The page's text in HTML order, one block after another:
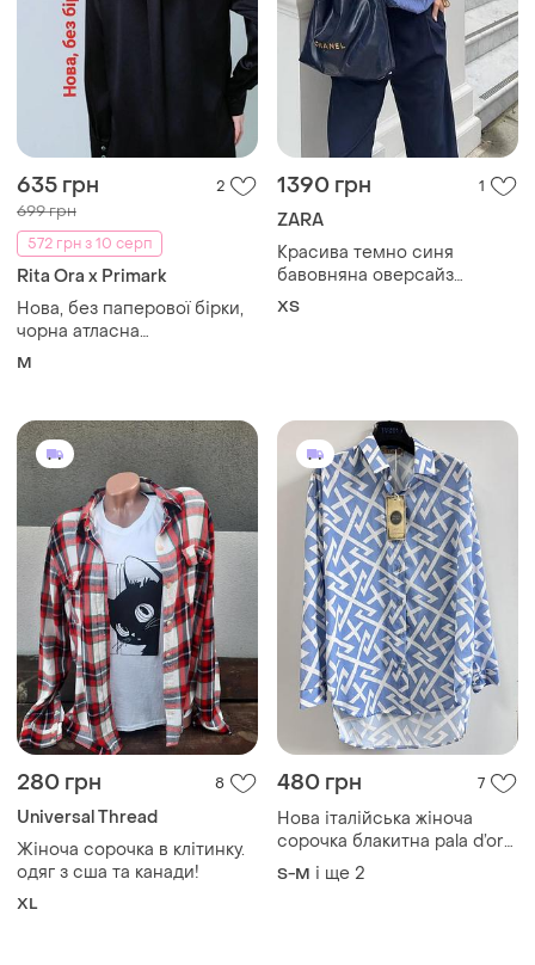
635 грн 2
699 грн
572 грн з 10 серп
Rita Ora x Primark
Нова, без паперової бірки,
чорна атласна
сатиноважіноча сорочка,
бренд
M
1390 грн 1
ZARA
Красива темно синя
бавовняна оверсайз
сорочка у смужку з білими
ХS
280 грн 8
Universal Thread
Жіноча сорочка в клітинку.
одяг з сша та канади!
XL
480 грн 7
Нова італійська жіноча
сорочка блакитна pala d’oro
😍
S-M і ще 2